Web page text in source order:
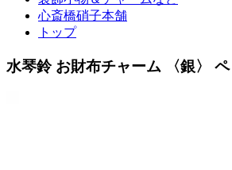
心斎橋硝子本舗
トップ
水琴鈴 お財布チャーム 〈銀〉 ペ